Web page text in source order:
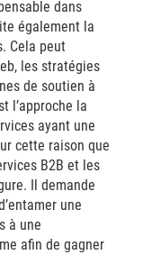
dans
également la
Cela peut
les stratégies
de soutien à
l’approche la
ayant une
cette raison que
B2B et les
Il demande
une
à une
afin de gagner